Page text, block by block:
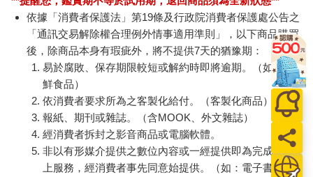
依據「消費者保護法」第19條及行政院消費者保護處公告之
「通訊交易解除權合理例外情事適用準則」，以下商品購買
後，除商品本身有瑕疵外，將不提供7天的猶豫期：
易於腐敗、保存期限較短或解約時即將逾期。（如：生
鮮食品）
依消費者要求所為之客製化給付。（客製化商品）
報紙、期刊或雜誌。（含MOOK、外文雜誌）
經消費者拆封之影音商品或電腦軟體。
非以有形媒介提供之數位內容或一經提供即為完成之線
上服務，經消費者事先同意始提供。（如：電子書、電